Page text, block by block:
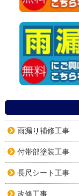
雨漏り補修工事
付帯部塗装工事
長尺シート工事
改修工事